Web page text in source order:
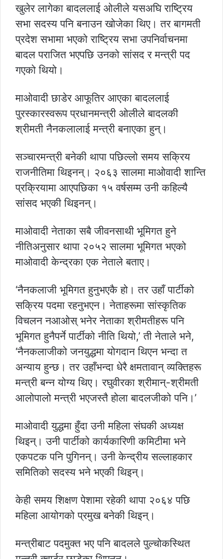
खुलेर लागेका बादललाई ओलीले यसअघि राष्ट्रिय
सभा सदस्य पनि बनाउन खोजेका थिए। तर बागमती
प्रदेश सभामा भएको राष्ट्रिय सभा उपनिर्वाचनमा
बादल पराजित भएपछि उनको सांसद र मन्त्री पद
गएको थियो।
माओवादी छाडेर आफूतिर आएका बादललाई
पुरस्कारस्वरूप प्रधानमन्त्री ओलीले बादलकी
श्रीमती नैनकलालाई मन्त्री बनाएका हुन्।
सञ्चारमन्त्री बनेकी थापा पछिल्लो समय सक्रिय
राजनीतिमा थिइनन्। २०६३ सालमा माओवादी शान्ति
प्रक्रियामा आएपछिका १५ वर्षसम्म उनी कहिल्यै
सांसद भएकी थिइनन्।
माओवादी नेताका सबै जीवनसाथी भूमिगत हुने
नीतिअनुसार थापा २०५२ सालमा भूमिगत भएको
माओवादी केन्द्रका एक नेताले बताए।
‘नैनकलाजी भूमिगत हुनुभएकै हो। तर उहाँ पार्टीको
सक्रिय पदमा रहनुभएन। नेताहरूमा सांस्कृतिक
विचलन नआओस् भनेर नेताका श्रीमतीहरू पनि
भूमिगत हुनैपर्ने पार्टीको नीति थियो,’ ती नेताले भने,
‘नैनकलाजीको जनयुद्धमा योगदान थिएन भन्दा त
अन्याय हुन्छ। तर उहाँभन्दा धेरै क्षमतावान् व्यक्तिहरू
मन्त्री बन्न योग्य थिए। रघुवीरका श्रीमान्-श्रीमती
आलोपालो मन्त्री भएजस्तै होला बादलजीको पनि।’
माओवादी युद्धमा हुँदा उनी महिला संघकी अध्यक्ष
थिइन्। उनी पार्टीको कार्यकारिणी कमिटीमा भने
एकपटक पनि पुगिनन्। उनी केन्द्रीय सल्लाहकार
समितिको सदस्य भने भएकी थिइन्।
केही समय शिक्षण पेशामा रहेकी थापा २०६४ पछि
महिला आयोगको प्रमुख बनेकी थिइन्।
मन्त्रीबाट पदमुक्त भए पनि बादलले पुल्चोकस्थित